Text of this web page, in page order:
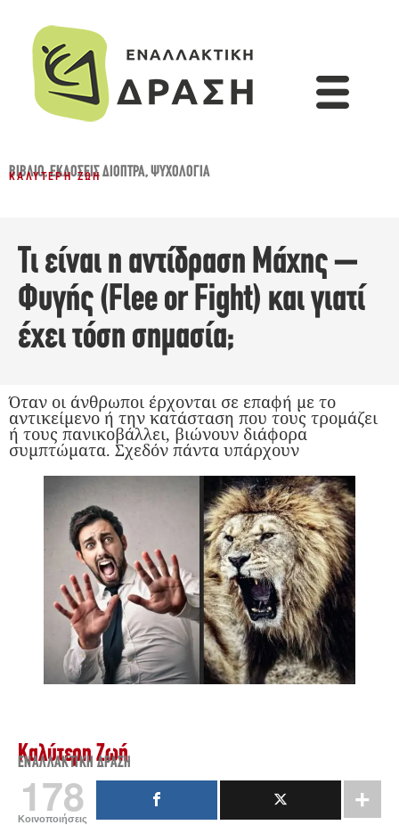
ΒΙΒΛΊΟ,ΕΚΔΌΣΕΙΣ ΔΙΌΠΤΡΑ,ΨΥΧΟΛΟΓΊΑ
ΚΑΛΎΤΕΡΗ ΖΩΉ
Τι είναι η αντίδραση Μάχης –
Φυγής (Flee or Fight) και γιατί
έχει τόση σημασία;
Όταν οι άνθρωποι έρχονται σε επαφή με το
αντικείμενο ή την κατάσταση που τους τρομάζει
ή τους πανικοβάλλει, βιώνουν διάφορα
συμπτώματα. Σχεδόν πάντα υπάρχουν
Καλύτερη Ζωή
ΕΝΑΛΛΑΚΤΙΚΉ ΔΡΆΣΗ
178
Κοινοποιήσεις